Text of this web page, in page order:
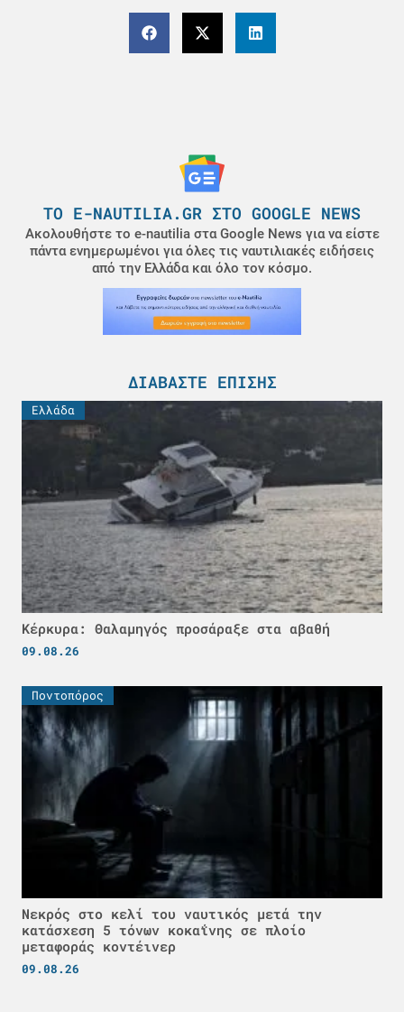
ΤΟ E-NAUTILIA.GR ΣΤΟ GOOGLE NEWS
Ακολουθήστε το e-nautilia στα Google News για να είστε
πάντα ενημερωμένοι για όλες τις ναυτιλιακές ειδήσεις
από την Ελλάδα και όλο τον κόσμο.
ΔΙΑΒΆΣΤΕ ΕΠΊΣΗΣ
Ελλάδα
Κέρκυρα: Θαλαμηγός προσάραξε στα αβαθή
09.08.26
Ποντοπόρος
Νεκρός στο κελί του ναυτικός μετά την
κατάσχεση 5 τόνων κοκαΐνης σε πλοίο
μεταφοράς κοντέινερ
09.08.26